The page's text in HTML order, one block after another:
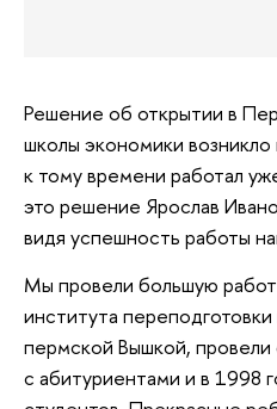
Решение об открытии в
школы экономики
к тому времени работал
это решение Ярослав
видя успешность работы
Мы провели большую
института
пермской Вышкой,
с абитуриентами и в 1998